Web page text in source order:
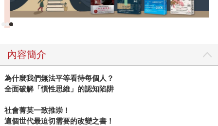
增強與政治權力下放的過程。當視角放大、時間拉長，沒有
人可以否認我們比一百年前更加平等。 然而，這樣的回顧，
求平等的錨點。但是，下一步該何去何從？政治人物跟經濟
學家壟斷了政策決定，我們真的有辦法改變嗎？對皮凱提來
說，關鍵就在於公民參與──我們是否太快放棄參與的力量？
面對從殖民時代直到今日留下來的不平等，以及當今強大又
殘酷的數位獨裁主義，更強而有力的民主內化才能幫助我們
建立堅韌的國家體制。至今，台灣也面臨了嚴重的不平等，
內容簡介
為什麼我們無法平等看待每個人？
全面破解「慣性思維」的認知陷阱
社會菁英一致推崇！
這個世代最迫切需要的改變之書！